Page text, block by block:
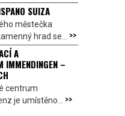
SUIZA
městečka
hrad se... >>
A
IMMENDINGEN –
centrum
je umístěno... >>